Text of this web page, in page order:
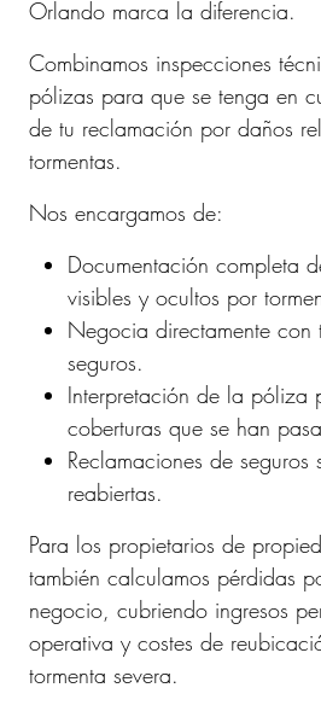
Orlando marca la diferencia.
Combinamos inspecciones
pólizas para que se tenga en
de tu reclamación por daños
tormentas.
Nos encargamos de:
Documentación completa
visibles y ocultos por
Negocia directamente
seguros.
Interpretación de la póliza
coberturas que se han
Reclamaciones de seguros
reabiertas.
Para los propietarios de
también calculamos pérdidas
negocio, cubriendo ingresos
operativa y costes de
tormenta severa.